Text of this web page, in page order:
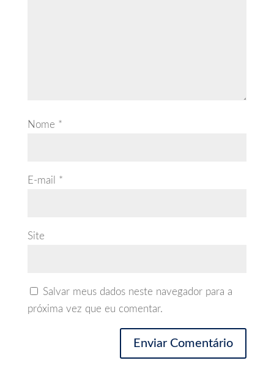
Nome *
E-mail *
Site
Salvar meus dados neste navegador para a
próxima vez que eu comentar.